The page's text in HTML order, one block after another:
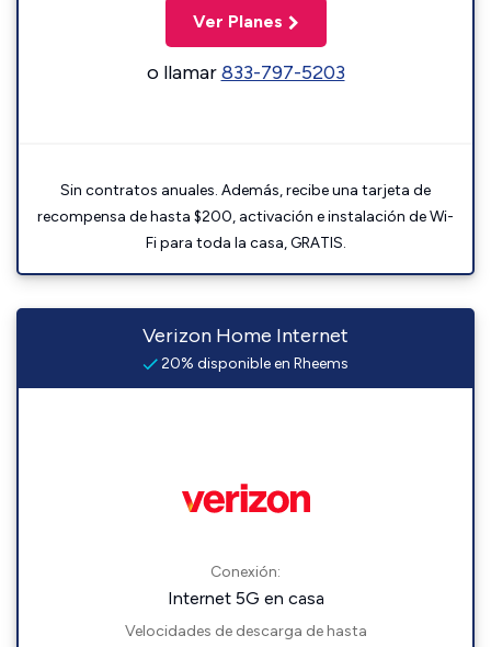
Ver Planes
o llamar833-797-5203
Sin contratos anuales. Además, recibe una tarjeta de
recompensa de hasta $200, activación e instalación de Wi-
Fi para toda la casa, GRATIS.
Verizon Home Internet
20% disponible en Rheems
Conexión:
Internet 5G en casa
Velocidades de descarga de hasta